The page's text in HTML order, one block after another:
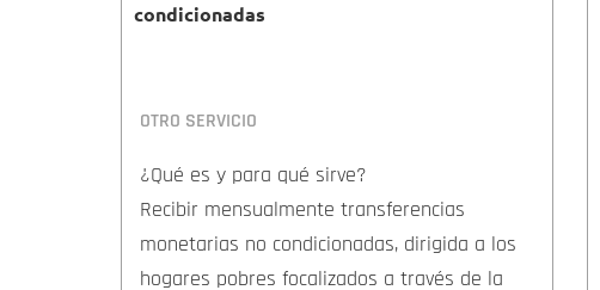
condicionadas
OTRO SERVICIO
¿Qué es y para qué sirve?
Recibir mensualmente transferencias
monetarias no condicionadas, dirigida a los
hogares pobres focalizados a través de la